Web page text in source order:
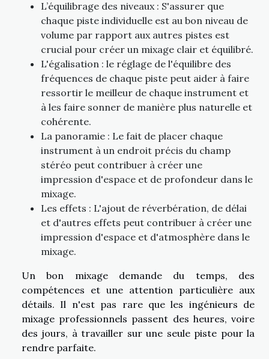
L’équilibrage des niveaux : S'assurer que
chaque piste individuelle est au bon niveau de
volume par rapport aux autres pistes est
crucial pour créer un mixage clair et équilibré.
L'égalisation : le réglage de l'équilibre des
fréquences de chaque piste peut aider à faire
ressortir le meilleur de chaque instrument et
à les faire sonner de manière plus naturelle et
cohérente.
La panoramie : Le fait de placer chaque
instrument à un endroit précis du champ
stéréo peut contribuer à créer une
impression d'espace et de profondeur dans le
mixage.
Les effets : L'ajout de réverbération, de délai
et d'autres effets peut contribuer à créer une
impression d'espace et d'atmosphère dans le
mixage.
Un bon mixage demande du temps, des
compétences et une attention particulière aux
détails. Il n'est pas rare que les ingénieurs de
mixage professionnels passent des heures, voire
des jours, à travailler sur une seule piste pour la
rendre parfaite.